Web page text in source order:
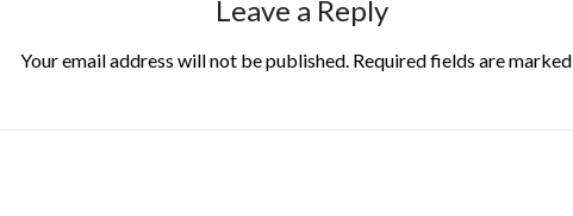
Leave a Reply
Your email address will not be published. Required fields are marked